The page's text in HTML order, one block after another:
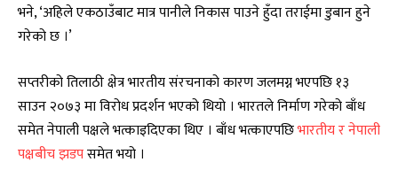
भने, ‘अहिले एकठाउँबाट मात्र पानीले निकास पाउने हुँदा तराईमा डुबान हुने
गरेको छ ।’
सप्तरीको तिलाठी क्षेत्र भारतीय संरचनाको कारण जलमग्न भएपछि १३
साउन २०७३ मा विरोध प्रदर्शन भएको थियो । भारतले निर्माण गरेको बाँध
समेत नेपाली पक्षले भत्काइदिएका थिए । बाँध भत्काएपछिभारतीय र नेपाली
पक्षबीच झडपसमेत भयो ।